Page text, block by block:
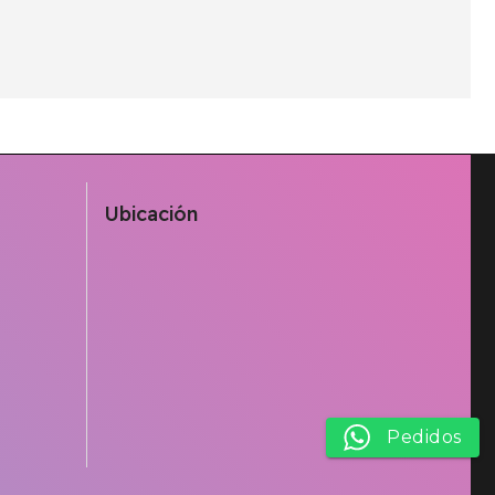
Ubicación
Pedidos